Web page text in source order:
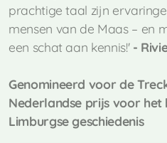
prachtige taal zijn
mensen van de Maas – en
een schat aan kennis!' -
Genomineerd voor de
Nederlandse prijs voor het
Limburgse geschiedenis